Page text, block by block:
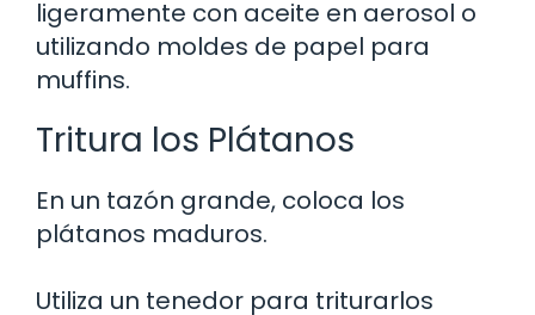
ligeramente con aceite en aerosol o
utilizando moldes de papel para
muffins.
Tritura los Plátanos
En un tazón grande, coloca los
plátanos maduros.
Utiliza un tenedor para triturarlos